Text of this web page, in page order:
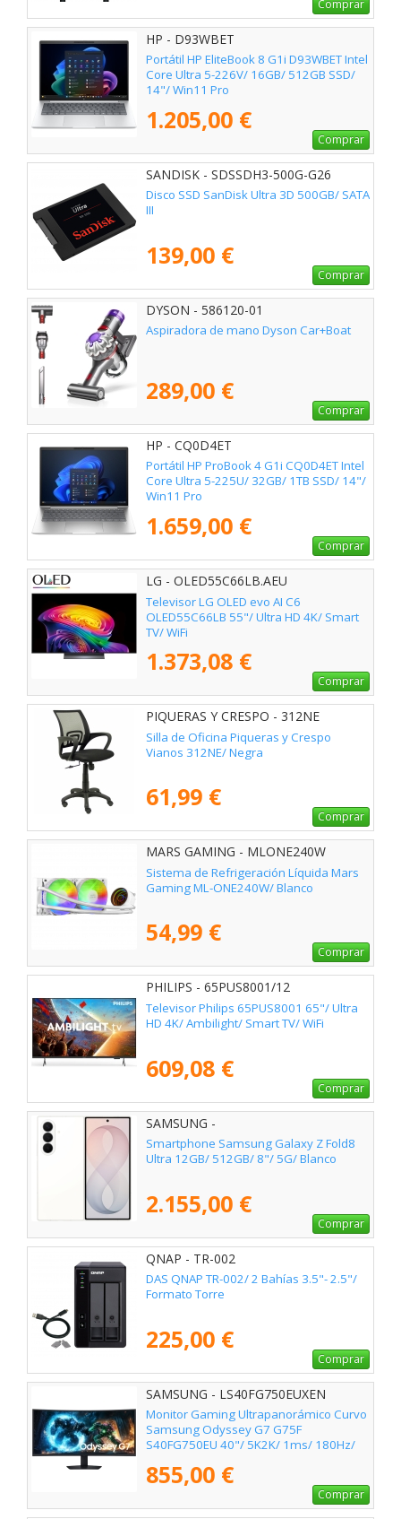
Comprar
HP - D93WBET
Portátil HP EliteBook 8 G1i D93WBET Intel
Core Ultra 5-226V/ 16GB/ 512GB SSD/
14"/ Win11 Pro
1.205,00 €
Comprar
SANDISK - SDSSDH3-500G-G26
Disco SSD SanDisk Ultra 3D 500GB/ SATA
III
139,00 €
Comprar
DYSON - 586120-01
Aspiradora de mano Dyson Car+Boat
289,00 €
Comprar
HP - CQ0D4ET
Portátil HP ProBook 4 G1i CQ0D4ET Intel
Core Ultra 5-225U/ 32GB/ 1TB SSD/ 14"/
Win11 Pro
1.659,00 €
Comprar
LG - OLED55C66LB.AEU
Televisor LG OLED evo AI C6
OLED55C66LB 55"/ Ultra HD 4K/ Smart
TV/ WiFi
1.373,08 €
Comprar
PIQUERAS Y CRESPO - 312NE
Silla de Oficina Piqueras y Crespo
Vianos 312NE/ Negra
61,99 €
Comprar
MARS GAMING - MLONE240W
Sistema de Refrigeración Líquida Mars
Gaming ML-ONE240W/ Blanco
54,99 €
Comprar
PHILIPS - 65PUS8001/12
Televisor Philips 65PUS8001 65"/ Ultra
HD 4K/ Ambilight/ Smart TV/ WiFi
609,08 €
Comprar
SAMSUNG -
Smartphone Samsung Galaxy Z Fold8
Ultra 12GB/ 512GB/ 8"/ 5G/ Blanco
2.155,00 €
Comprar
QNAP - TR-002
DAS QNAP TR-002/ 2 Bahías 3.5"- 2.5"/
Formato Torre
225,00 €
Comprar
SAMSUNG - LS40FG750EUXEN
Monitor Gaming Ultrapanorámico Curvo
Samsung Odyssey G7 G75F
S40FG750EU 40"/ 5K2K/ 1ms/ 180Hz/
855,00 €
Comprar